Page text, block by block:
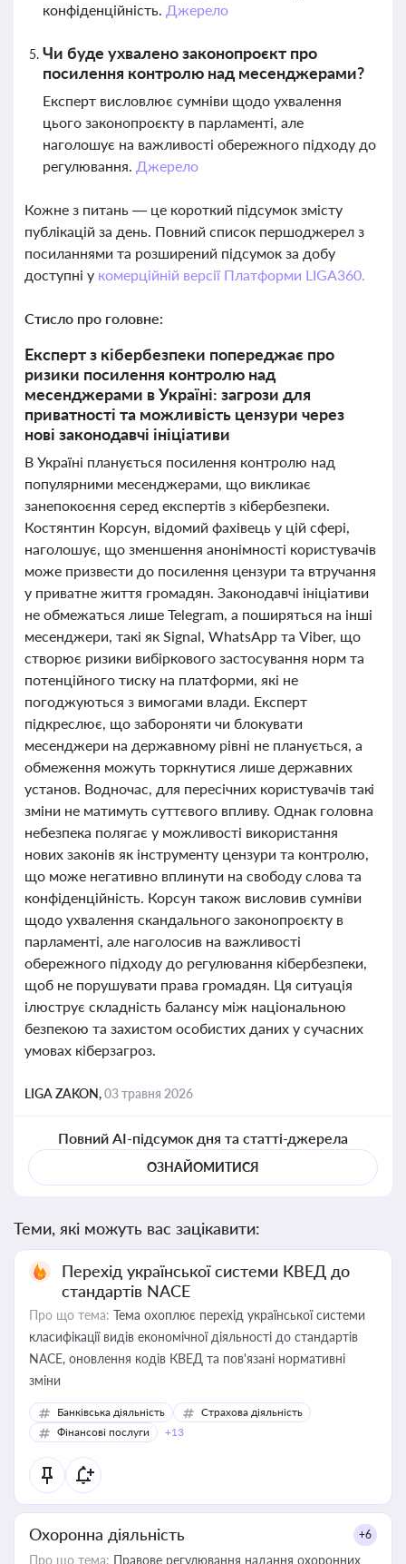
конфіденційність. Джерело
Чи буде ухвалено законопроєкт про
посилення контролю над месенджерами?
Експерт висловлює сумніви щодо ухвалення
цього законопроєкту в парламенті, але
наголошує на важливості обережного підходу до
регулювання. Джерело
Кожне з питань — це короткий підсумок змісту
публікацій за день. Повний список першоджерел з
посиланнями та розширений підсумок за добу
доступні у комерційній версії Платформи LIGA360.
Стисло про головне:
Експерт з кібербезпеки попереджає про
ризики посилення контролю над
месенджерами в Україні: загрози для
приватності та можливість цензури через
нові законодавчі ініціативи
В Україні планується посилення контролю над
популярними месенджерами, що викликає
занепокоєння серед експертів з кібербезпеки.
Костянтин Корсун, відомий фахівець у цій сфері,
наголошує, що зменшення анонімності користувачів
може призвести до посилення цензури та втручання
у приватне життя громадян. Законодавчі ініціативи
не обмежаться лише Telegram, а поширяться на інші
месенджери, такі як Signal, WhatsApp та Viber, що
створює ризики вибіркового застосування норм та
потенційного тиску на платформи, які не
погоджуються з вимогами влади. Експерт
підкреслює, що забороняти чи блокувати
месенджери на державному рівні не планується, а
обмеження можуть торкнутися лише державних
установ. Водночас, для пересічних користувачів такі
зміни не матимуть суттєвого впливу. Однак головна
небезпека полягає у можливості використання
нових законів як інструменту цензури та контролю,
що може негативно вплинути на свободу слова та
конфіденційність. Корсун також висловив сумніви
щодо ухвалення скандального законопроєкту в
парламенті, але наголосив на важливості
обережного підходу до регулювання кібербезпеки,
щоб не порушувати права громадян. Ця ситуація
ілюструє складність балансу між національною
безпекою та захистом особистих даних у сучасних
умовах кіберзагроз.
LIGA ZAKON,03 травня 2026
Повний AI-підсумок дня та статті-джерела
ОЗНАЙОМИТИСЯ
Теми, які можуть вас зацікавити:
Перехід української системи КВЕД до
стандартів NACE
Про що тема: Тема охоплює перехід української системи
класифікації видів економічної діяльності до стандартів
NACE, оновлення кодів КВЕД та пов'язані нормативні
зміни
Банківська діяльність
Страхова діяльність
Фінансові послуги
+13
Охоронна діяльність +6
Про що тема: Правове регулювання надання охоронних